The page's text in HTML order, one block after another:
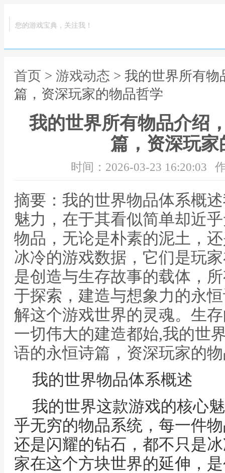
您的游戏宝典，关注我！
首页 > 游戏动态 > 我的世界所有
篇，资深玩家的物品哲学
我的世界所有物品介绍
篇，资深玩家
时间：2026-03-23 16:20:03
摘要：我的世界物品体系概
魅力，在于其看似简单却近
物品，无论是朴素的泥土，
冰冷的游戏数据，它们是玩
是创造与生存故事的载体，
于探索，建造与想象力的永
解这个游戏世界的灵魂。生
一切伟大的建造都始,我的世
语的永恒诗篇，资深玩家的
我的世界物品体系概述
我的世界这款游戏的核心
乎无穷的物品系统，每一件
还是闪耀的钻石，都不只是
家在这个方块世界的延伸，